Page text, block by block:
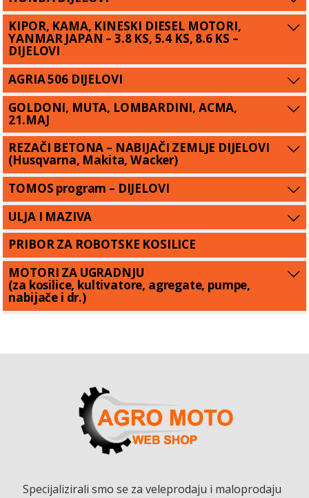
KIPOR, KAMA, KINESKI DIESEL MOTORI,
YANMAR JAPAN – 3.8 KS, 5.4 KS, 8.6 KS –
DIJELOVI
AGRIA 506 DIJELOVI
GOLDONI, MUTA, LOMBARDINI, ACMA,
21.MAJ
REZAČI BETONA – NABIJAČI ZEMLJE DIJELOVI
(Husqvarna, Makita, Wacker)
TOMOS program – DIJELOVI
ULJA I MAZIVA
PRIBOR ZA ROBOTSKE KOSILICE
MOTORI ZA UGRADNJU
(za kosilice, kultivatore, agregate, pumpe,
nabijače i dr.)
Specijalizirali smo se za veleprodaju i maloprodaju